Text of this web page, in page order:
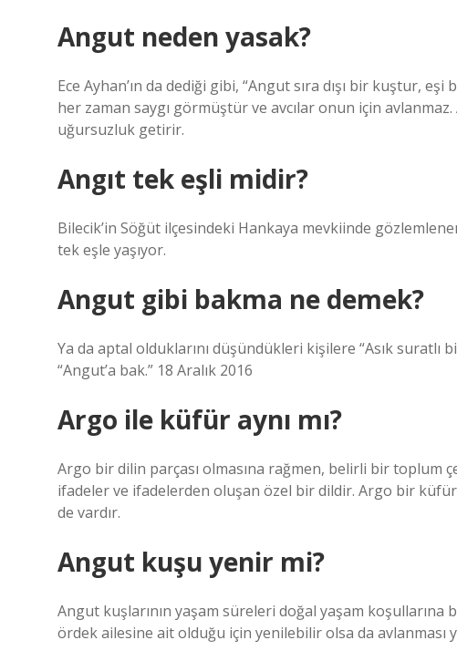
Angut neden yasak?
Ece Ayhan’ın da dediği gibi, “Angut sıra dışı bir kuştur,
her zaman saygı görmüştür ve avcılar onun için
uğursuzluk getirir.
Angıt tek eşli midir?
Bilecik’in Söğüt ilçesindeki Hankaya mevkiinde
tek eşle yaşıyor.
Angut gibi bakma ne demek?
Ya da aptal olduklarını düşündükleri kişilere “Asık suratlı
“Angut’a bak.” 18 Aralık 2016
Argo ile küfür aynı mı?
Argo bir dilin parçası olmasına rağmen, belirli bir toplum
ifadeler ve ifadelerden oluşan özel bir dildir. Argo bir
de vardır.
Angut kuşu yenir mi?
Angut kuşlarının yaşam süreleri doğal yaşam koşullarına
ördek ailesine ait olduğu için yenilebilir olsa da avlanması